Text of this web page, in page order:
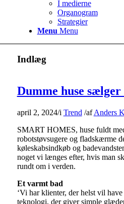
I medierne
Organogram
Strategier
Menu Menu
Indlæg
Dumme huse sælger
april 2, 2024/i Trend /afAnders
SMART HOMES, huse fuldt
robotstøvsugere og fladskærme
køleskabsindkøb og
noget vi længes efter, hvis man
rundt om i verden.
Et varmt bad
‘Vi har klienter, der helst vil
teknologi, der giver simple